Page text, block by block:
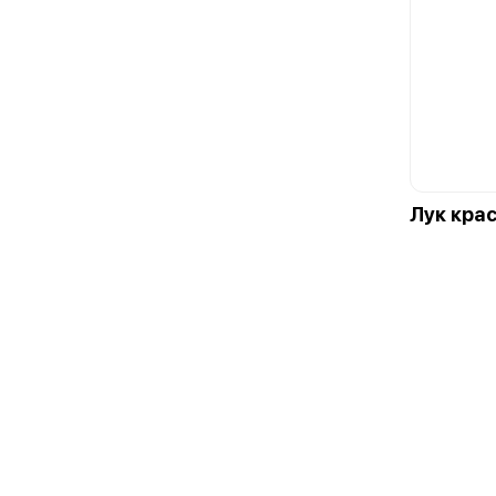
Лук